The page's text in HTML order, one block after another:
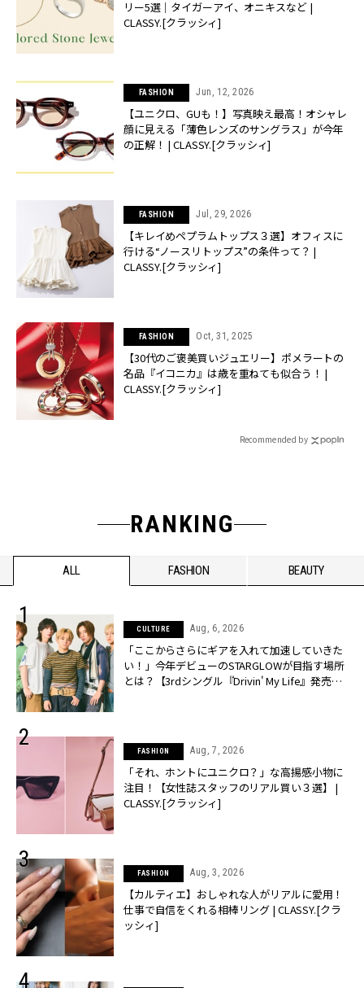
リー5選｜タイガーアイ、オニキスなど |
CLASSY.[クラッシィ]
FASHION Jun, 12, 2026
【ユニクロ、GUも！】写真映え最高！オシャレ
顔に見える「薄色レンズのサングラス」が今年
の正解！ | CLASSY.[クラッシィ]
FASHION Jul, 29, 2026
【キレイめペプラムトップス３選】オフィスに
行ける“ノースリトップス”の条件って？ |
CLASSY.[クラッシィ]
FASHION Oct, 31, 2025
【30代のご褒美買いジュエリー】ポメラートの
名品『イコニカ』は歳を重ねても似合う！ |
CLASSY.[クラッシィ]
Recommended by
RANKING
ALL FASHION BEAUTY
CULTURE Aug, 6, 2026
「ここからさらにギアを入れて加速していきた
い！」今年デビューのSTARGLOWが目指す場所
とは？【3rdシングル『Drivin' My Life』発売】 |
FASHION Aug, 7, 2026
「それ、ホントにユニクロ？」な高揚感小物に
注目！【女性誌スタッフのリアル買い３選】 |
CLASSY.[クラッシィ]
FASHION Aug, 3, 2026
【カルティエ】おしゃれな人がリアルに愛用！
仕事で自信をくれる相棒リング | CLASSY.[クラ
ッシィ]